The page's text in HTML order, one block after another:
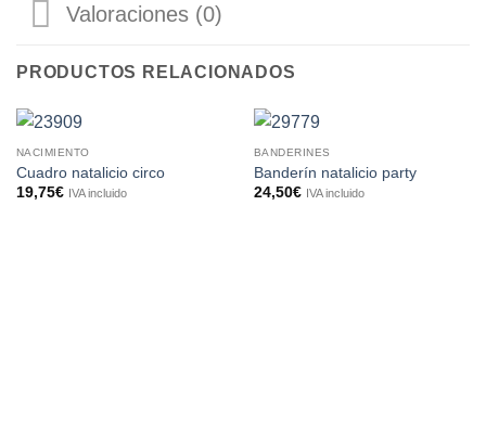
Valoraciones (0)
PRODUCTOS RELACIONADOS
NACIMIENTO
Cuadro natalicio circo
19,75€ IVA incluido
BANDERINES
Banderín natalicio party
24,50€ IVA incluido